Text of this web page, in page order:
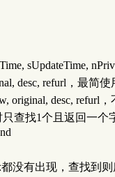
sUpdateTime,
refurl，最简使
desc, refurl，
查找1个且返回一
有出现，查找到则